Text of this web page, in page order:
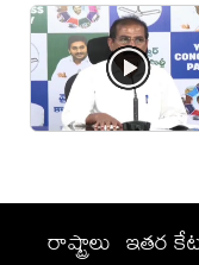
రాష్ట్రాలు ఇతర